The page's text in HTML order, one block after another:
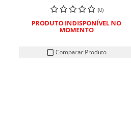
(0)
PRODUTO INDISPONÍVEL NO
MOMENTO
Comparar Produto